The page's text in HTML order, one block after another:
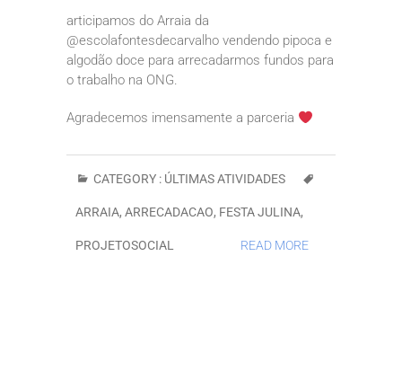
articipamos do Arraia da
@escolafontesdecarvalho vendendo pipoca e
algodão doce para arrecadarmos fundos para
o trabalho na ONG.
Agradecemos imensamente a parceria
CATEGORY : ÚLTIMAS ATIVIDADES
ARRAIA, ARRECADACAO, FESTA JULINA,
PROJETOSOCIAL READ MORE